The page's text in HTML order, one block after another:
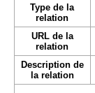
Type de la
relation
URL de la
relation
Description de
la relation